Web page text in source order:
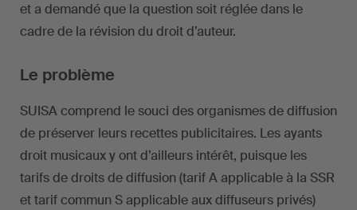
et a demandé que la question soit réglée dans le
cadre de la révision du droit d’auteur.
Le problème
SUISA comprend le souci des organismes de diffusion
de préserver leurs recettes publicitaires. Les ayants
droit musicaux y ont d’ailleurs intérêt, puisque les
tarifs de droits de diffusion (tarif A applicable à la SSR
et tarif commun S applicable aux diffuseurs privés)